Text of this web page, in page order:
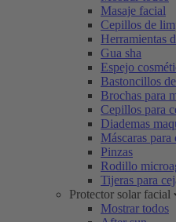
Masaje facial
Cepillos de
Herramientas
Gua sha
Espejo
Bastoncillos
Brochas para
Cepillos para
Diademas
Máscaras
Pinzas
Rodillo
Tijeras para
Protector solar facial
Mostrar todos